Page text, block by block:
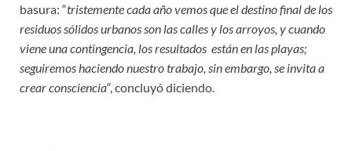
basura: “tristemente cada año vemos que el destino final de los
residuos sólidos urbanos son las calles y los arroyos, y cuando
viene una contingencia, los resultados están en las playas;
seguiremos haciendo nuestro trabajo, sin embargo, se invita a
crear consciencia“, concluyó diciendo.